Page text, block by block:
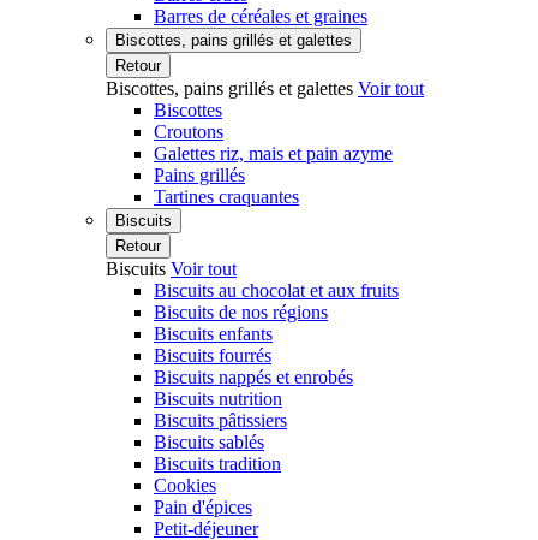
Barres de céréales et graines
Biscottes, pains grillés et galettes
Retour
Biscottes, pains grillés et galettes Voir tout
Biscottes
Croutons
Galettes riz, mais et pain azyme
Pains grillés
Tartines craquantes
Biscuits
Retour
Biscuits Voir tout
Biscuits au chocolat et aux fruits
Biscuits de nos régions
Biscuits enfants
Biscuits fourrés
Biscuits nappés et enrobés
Biscuits nutrition
Biscuits pâtissiers
Biscuits sablés
Biscuits tradition
Cookies
Pain d'épices
Petit-déjeuner